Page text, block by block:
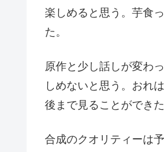
楽しめると思う。芋食
た。
原作と少し話しが変わ
しめないと思う。おれ
後まで見ることができ
合成のクオリティーは